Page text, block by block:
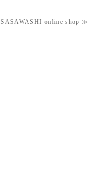
SASAWASHI online shop ≫